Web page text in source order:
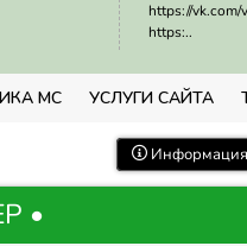
https://vk.com/
https:..
МС УСЛУГИ САЙТА
•